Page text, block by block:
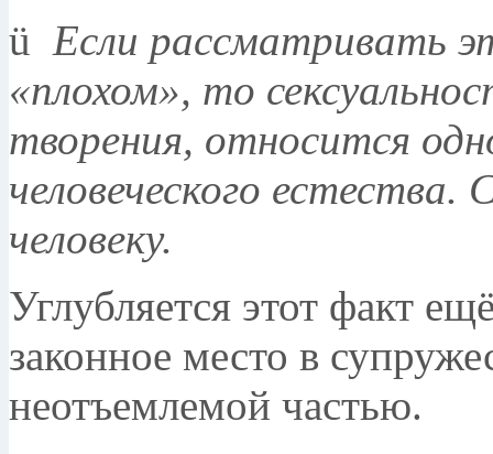
ü Если рассматривать
«плохом», то
творения, относится
человеческого
человеку.
Углубляется этот факт
законное место в
неотъемлемой частью.